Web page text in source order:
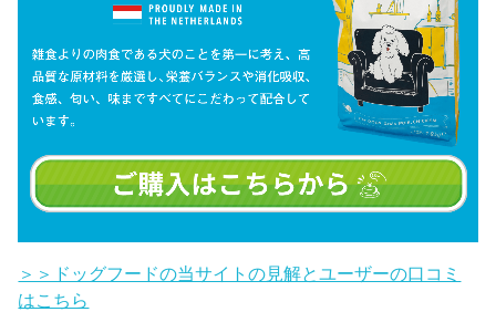
＞＞ドッグフードの当サイトの見解とユーザーの口コミ
はこちら